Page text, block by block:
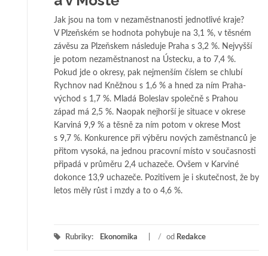
Jak jsou na tom v nezaměstnanosti jednotlivé kraje?
V Plzeňském se hodnota pohybuje na 3,1 %, v těsném
závěsu za Plzeňskem následuje Praha s 3,2 %. Nejvyšší
je potom nezaměstnanost na Ústecku, a to 7,4 %.
Pokud jde o okresy, pak nejmenším číslem se chlubí
Rychnov nad Kněžnou s 1,6 % a hned za ním Praha-
východ s 1,7 %. Mladá Boleslav společně s Prahou
západ má 2,5 %. Naopak nejhorší je situace v okrese
Karviná 9,9 % a těsně za ním potom v okrese Most
s 9,7 %. Konkurence při výběru nových zaměstnanců je
přitom vysoká, na jednou pracovní místo v současnosti
připadá v průměru 2,4 uchazeče. Ovšem v Karviné
dokonce 13,9 uchazeče. Pozitivem je i skutečnost, že by
letos měly růst i mzdy a to o 4,6 %.
Rubriky: Ekonomika / od Redakce